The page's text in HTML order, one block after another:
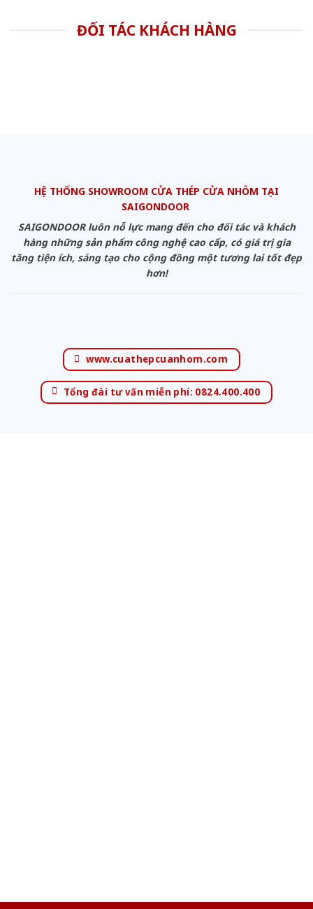
ĐỐI TÁC KHÁCH HÀNG
HỆ THỐNG SHOWROOM CỬA THÉP CỬA NHÔM TẠI
SAIGONDOOR
SAIGONDOOR luôn nỗ lực mang đến cho đối tác và khách
hàng những sản phẩm công nghệ cao cấp, có giá trị gia
tăng tiện ích, sáng tạo cho cộng đồng một tương lai tốt đẹp
hơn!
www.cuathepcuanhom.com
Tổng đài tư vấn miễn phí: 0824.400.400